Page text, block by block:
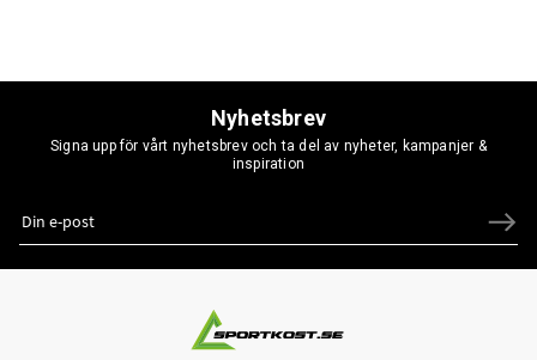
Nyhetsbrev
Signa upp för vårt nyhetsbrev och ta del av nyheter, kampanjer &
inspiration